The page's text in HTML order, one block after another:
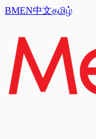
BMEN中文தமிழ்